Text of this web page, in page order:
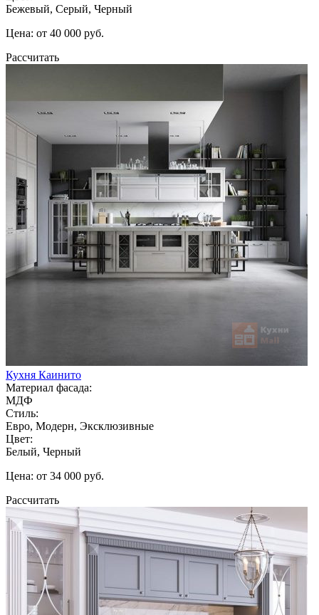
Бежевый, Серый, Черный
Цена: от 40 000 руб.
Рассчитать
Кухня Каинито
Материал фасада:
МДФ
Стиль:
Евро, Модерн, Эксклюзивные
Цвет:
Белый, Черный
Цена: от 34 000 руб.
Рассчитать